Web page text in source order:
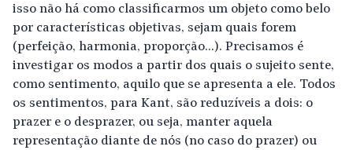
isso não há como classificarmos um objeto como belo
por características objetivas, sejam quais forem
(perfeição, harmonia, proporção...). Precisamos é
investigar os modos a partir dos quais o sujeito sente,
como sentimento, aquilo que se apresenta a ele. Todos
os sentimentos, para Kant, são reduzíveis a dois: o
prazer e o desprazer, ou seja, manter aquela
representação diante de nós (no caso do prazer) ou